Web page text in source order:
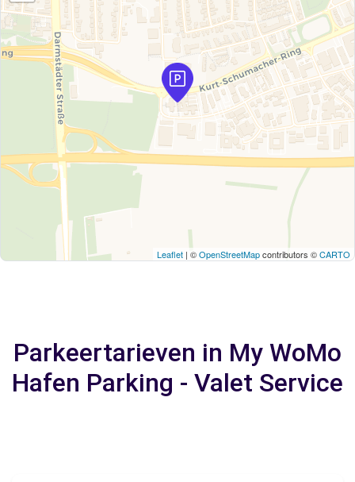
Leaflet | ©OpenStreetMapcontributors ©CARTO
Parkeertarieven in My WoMo
Hafen Parking - Valet Service